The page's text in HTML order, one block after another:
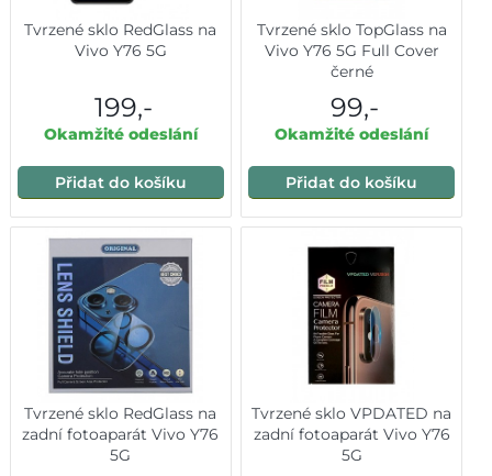
Tvrzené sklo RedGlass na
Vivo Y76 5G
199,-
Okamžité odeslání
Přidat do košíku
Tvrzené sklo TopGlass na
Vivo Y76 5G Full Cover
černé
99,-
Okamžité odeslání
Přidat do košíku
Tvrzené sklo RedGlass na
zadní fotoaparát Vivo Y76
5G
Tvrzené sklo VPDATED na
zadní fotoaparát Vivo Y76
5G